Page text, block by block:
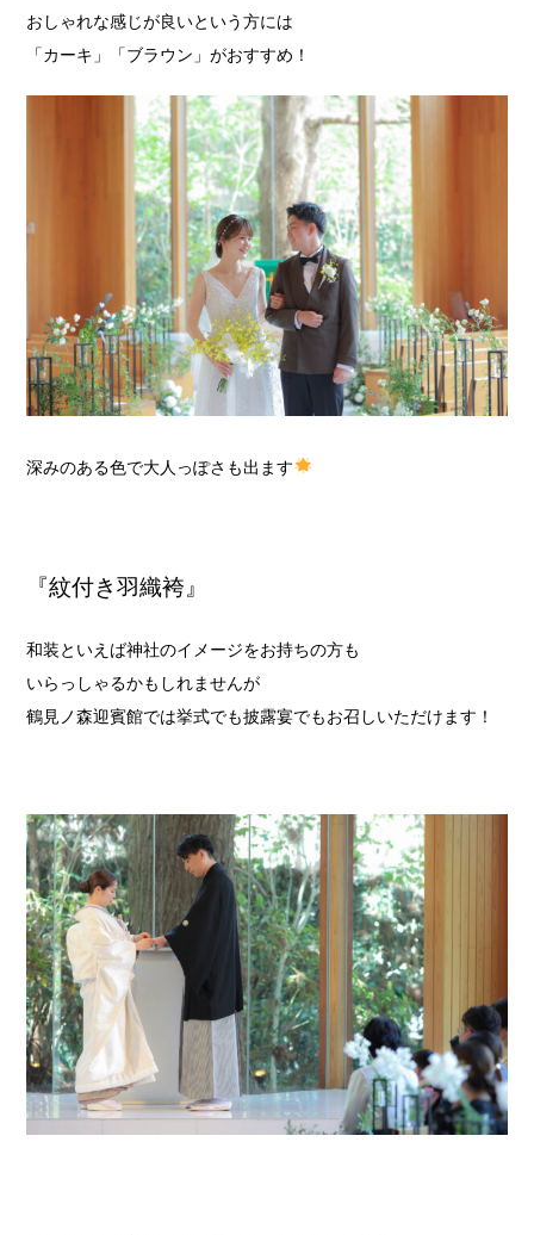
おしゃれな感じが良いという方には
「カーキ」「ブラウン」がおすすめ！
深みのある色で大人っぽさも出ます
『紋付き羽織袴』
和装といえば神社のイメージをお持ちの方も
いらっしゃるかもしれませんが
鶴見ノ森迎賓館では挙式でも披露宴でもお召しいただけます！